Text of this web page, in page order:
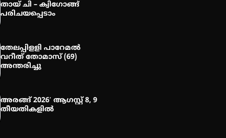
തായ് ചി – ക്വിഗോങ്ങ്
പരിചയപ്പെടാം
തേലപ്പിളളി പാറേമൽ
വറീത് തോമാസ് (69)
അന്തരിച്ചു
അരങ്ങ് 2026′ ആഗസ്റ്റ് 8, 9
തീയതികളിൽ